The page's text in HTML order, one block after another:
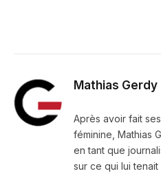
Mathias Gerdy
Après avoir fait
féminine, Mathias
en tant que
sur ce qui lui